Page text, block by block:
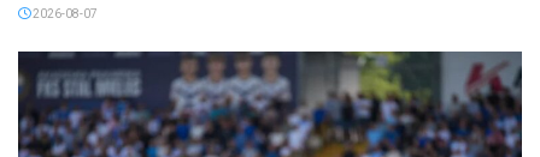
2026-08-07